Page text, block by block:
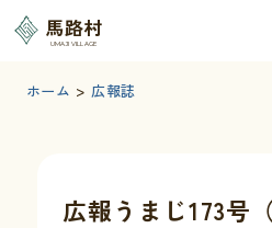
馬路村
UMAJI VILLAGE
ホーム > 広報誌
広報うまじ173号
文字サイズ